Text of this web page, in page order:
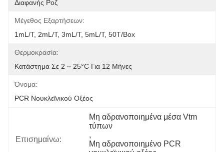
Διαφανής Ροζ
Μέγεθος Εξαρτήσεων:
1mL/T, 2mL/T, 3mL/T, 5mL/T, 50T/box
Θερμοκρασία:
Κατάστημα Σε 2 ~ 25°C Για 12 Μήνες
Όνομα:
PCR Νουκλεϊνικού Οξέος
Επισημαίνω:
Μη αδρανοποιημένα μέσα Vtm
τύπων
,
Μη αδρανοποιημένο PCR